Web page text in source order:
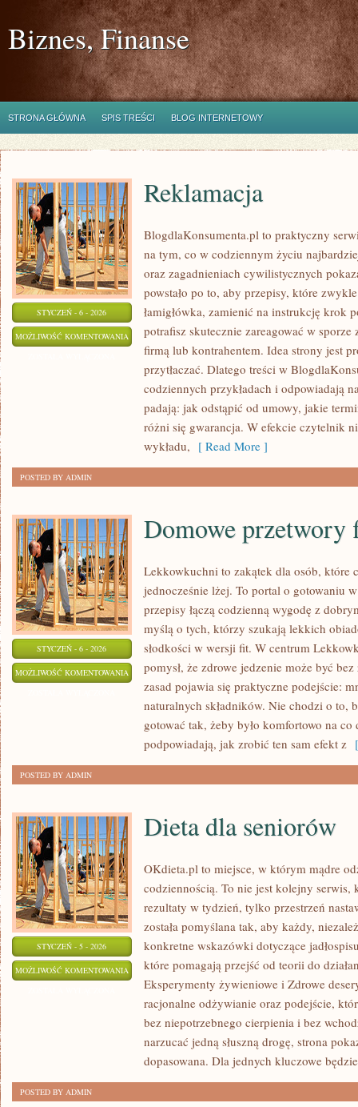
Biznes, Finanse
STRONA GŁÓWNA SPIS TREŚCI BLOG INTERNETOWY
STYCZEŃ - 6 - 2026
MOŻLIWOŚĆ KOMENTOWANIA REKLAMACJA
Reklamacja
BlogdlaKonsumenta.pl to praktyczny
na tym, co w codziennym życiu
oraz zagadnieniach cywilistycznych
powstało po to, aby przepisy, które
łamigłówka, zamienić na instrukcję krok
potrafisz skutecznie zareagować w sporze
firmą lub kontrahentem. Idea strony jest
przytłaczać. Dlatego treści w
codziennych przykładach i odpowiadają
padają: jak odstąpić od umowy, jakie
różni się gwarancja. W efekcie czytelnik
wykładu, [ Read More ]
POSTED BY ADMIN
STYCZEŃ - 6 - 2026
MOŻLIWOŚĆ KOMENTOWANIA DOMOWE
PRZETWORY
Domowe przetwory
Lekkowkuchni to zakątek dla osób, które
jednocześnie lżej. To portal o gotowaniu
przepisy łączą codzienną wygodę z
myślą o tych, którzy szukają lekkich
słodkości w wersji fit. W centrum
pomysł, że zdrowe jedzenie może być
zasad pojawia się praktyczne podejście:
naturalnych składników. Nie chodzi o to,
gotować tak, żeby było komfortowo na
podpowiadają, jak zrobić ten sam efekt z
POSTED BY ADMIN
STYCZEŃ - 5 - 2026
MOŻLIWOŚĆ KOMENTOWANIA DIETA
SENIORÓW
Dieta dla seniorów
OKdieta.pl to miejsce, w którym mądre
codziennością. To nie jest kolejny serwis,
rezultaty w tydzień, tylko przestrzeń
została pomyślana tak, aby każdy,
konkretne wskazówki dotyczące
które pomagają przejść od teorii do
Eksperymenty żywieniowe i Zdrowe
racjonalne odżywianie oraz podejście,
bez niepotrzebnego cierpienia i bez
narzucać jedną słuszną drogę, strona
dopasowana. Dla jednych kluczowe
POSTED BY ADMIN